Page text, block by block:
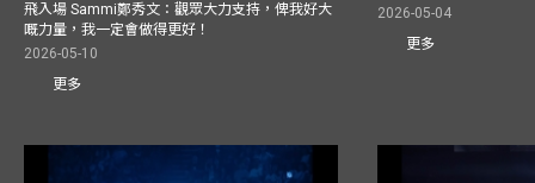
飛入場 Sammi鄭秀文：觀眾大力支持，俾我好大
嘅力量，我一定會做得更好！
2026-05-10
更多
2026-05-04
更多